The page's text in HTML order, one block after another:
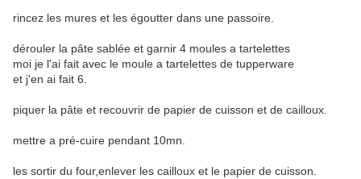
rincez les mures et les égoutter dans une passoire.
dérouler la pâte sablée et garnir 4 moules a tartelettes
moi je l'ai fait avec le moule a tartelettes de tupperware
et j'en ai fait 6.
piquer la pâte et recouvrir de papier de cuisson et de cailloux.
mettre a pré-cuire pendant 10mn.
les sortir du four,enlever les cailloux et le papier de cuisson.